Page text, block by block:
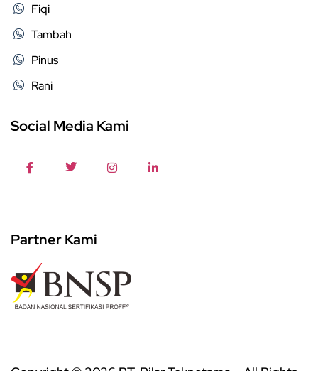
Fiqi
Tambah
Pinus
Rani
Social Media Kami
Partner Kami